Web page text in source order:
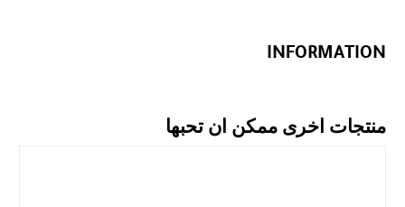
INFORMATION
منتجات اخرى ممكن ان تحبها